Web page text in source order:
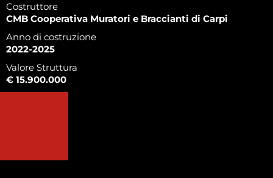
Costruttore
CMB Cooperativa Muratori e Braccianti di Carpi
Anno di costruzione
2022-2025
Valore Struttura
€ 15.900.000